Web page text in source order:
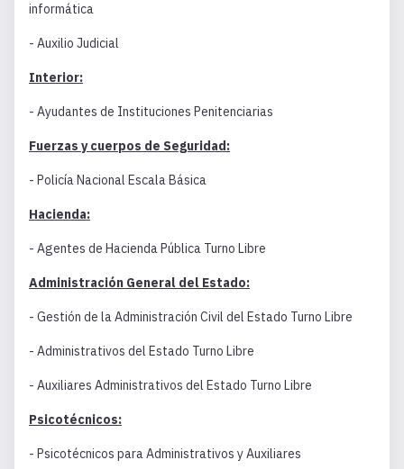
informática
- Auxilio Judicial
Interior:
- Ayudantes de Instituciones Penitenciarias
Fuerzas y cuerpos de Seguridad:
- Policía Nacional Escala Básica
Hacienda:
- Agentes de Hacienda Pública Turno Libre
Administración General del Estado:
- Gestión de la Administración Civil del Estado Turno Libre
- Administrativos del Estado Turno Libre
- Auxiliares Administrativos del Estado Turno Libre
Psicotécnicos:
- Psicotécnicos para Administrativos y Auxiliares